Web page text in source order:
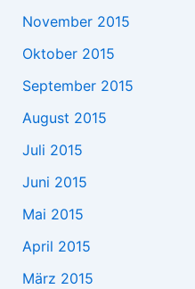
November 2015
Oktober 2015
September 2015
August 2015
Juli 2015
Juni 2015
Mai 2015
April 2015
März 2015